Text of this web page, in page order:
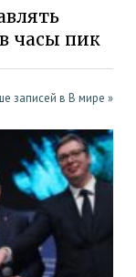
часы пик
записей в В мире »